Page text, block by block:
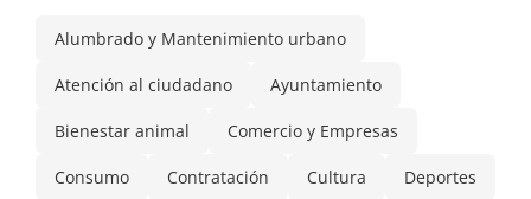
Alumbrado y Mantenimiento urbano
Atención al ciudadano Ayuntamiento
Bienestar animal Comercio y Empresas
Consumo Contratación Cultura Deportes